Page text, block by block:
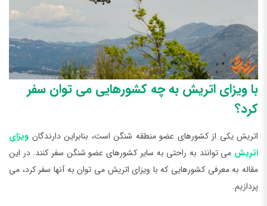
با ویزای اتریش به چه کشورهایی می توان سفر
کرد؟
اتریش یکی از کشورهای عضو منطقه شنگن است، بنابراین دارندگان ویزای
اتریش می توانند به راحتی به سایر کشورهای عضو شنگن سفر کنند. در این
مقاله به معرفی کشورهایی که با ویزای اتریش می توان به آنها سفر کرد، می
پردازیم.